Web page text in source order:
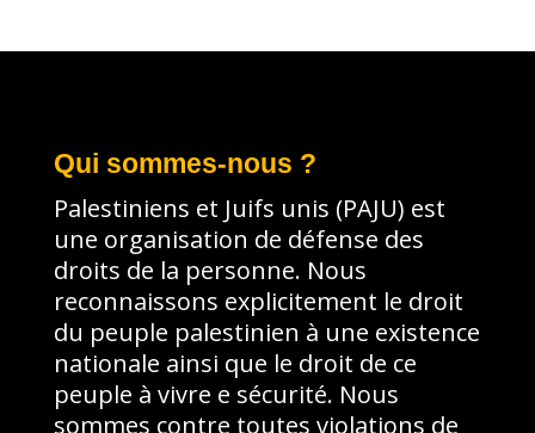
Qui sommes-nous ?
Palestiniens et Juifs unis (PAJU) est
une organisation de défense des
droits de la personne. Nous
reconnaissons explicitement le droit
du peuple palestinien à une existence
nationale ainsi que le droit de ce
peuple à vivre e sécurité. Nous
sommes contre toutes violations de